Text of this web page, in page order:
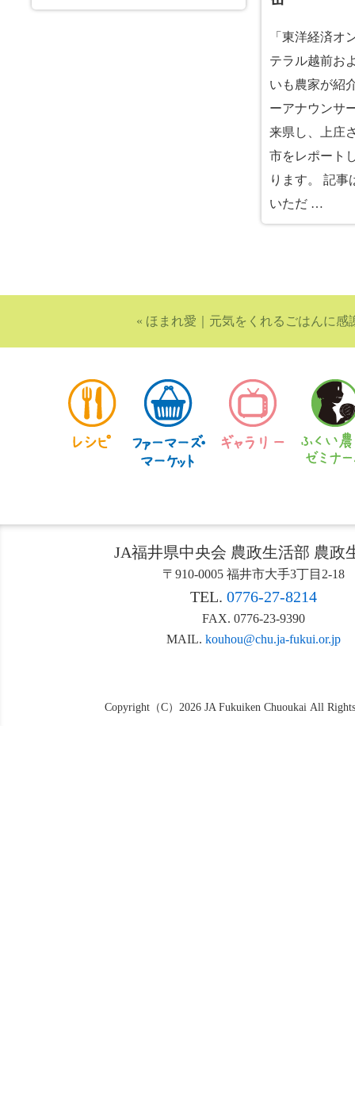
「東洋経済オ
テラル越前お
いも農家が紹
ーアナウンサ
来県し、上庄
市をレポート
ります。 記事
いただ …
« ほまれ愛 元気をくれるごはんに感
JA福井県中央会 農政生活部 農政
〒910-0005 福井市大手3丁目2-18
TEL. 0776-27-8214
FAX. 0776-23-9390
MAIL. kouhou@chu.ja-fukui.or.jp
Copyright（C）2026 JA Fukuiken Chuoukai All